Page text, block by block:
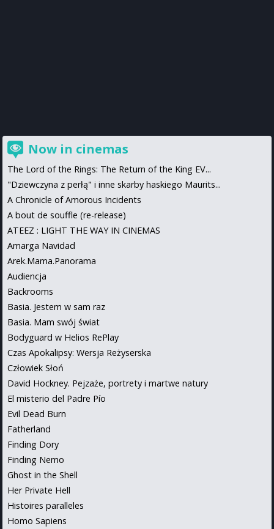
Now in cinemas
The Lord of the Rings: The Return of the King EV...
"Dziewczyna z perłą" i inne skarby haskiego Maurits...
A Chronicle of Amorous Incidents
A bout de souffle (re-release)
ATEEZ : LIGHT THE WAY IN CINEMAS
Amarga Navidad
Arek.Mama.Panorama
Audiencja
Backrooms
Basia. Jestem w sam raz
Basia. Mam swój świat
Bodyguard w Helios RePlay
Czas Apokalipsy: Wersja Reżyserska
Człowiek Słoń
David Hockney. Pejzaże, portrety i martwe natury
El misterio del Padre Pío
Evil Dead Burn
Fatherland
Finding Dory
Finding Nemo
Ghost in the Shell
Her Private Hell
Histoires paralleles
Homo Sapiens